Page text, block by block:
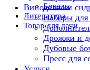
Бокалы
Литература
Товар для дачи
Виноделие и
Наборы для
Дрожжи и
Дубовые
Пресс для